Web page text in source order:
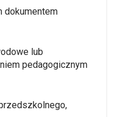
dokumentem
lub
pedagogicznym